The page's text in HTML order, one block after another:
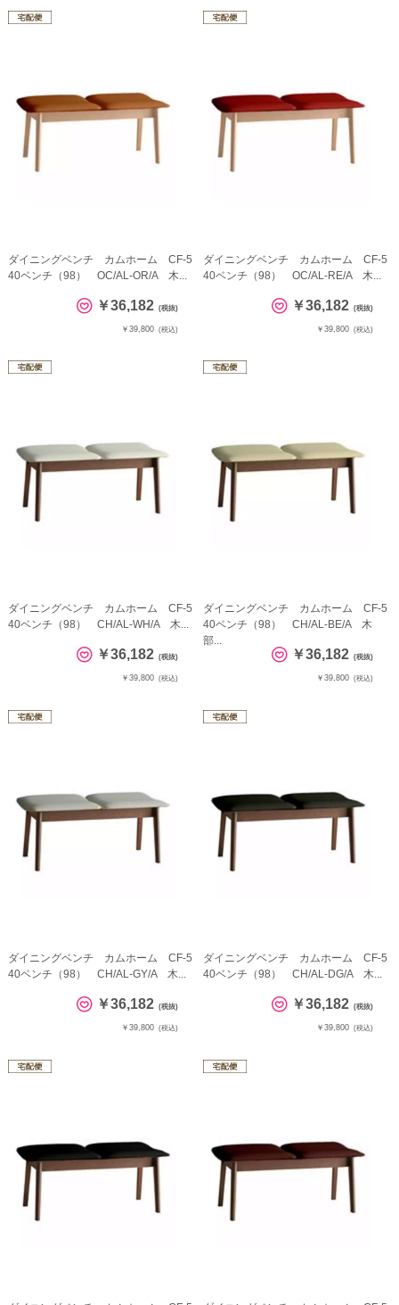
ダイニングベンチ カムホーム CF-5
40ベンチ（98） OC/AL-OR/A 木...
￥36,182 (税抜)
￥39,800 (税込)
ダイニングベンチ カムホーム CF-5
40ベンチ（98） OC/AL-RE/A 木...
￥36,182 (税抜)
￥39,800 (税込)
ダイニングベンチ カムホーム CF-5
40ベンチ（98） CH/AL-WH/A 木...
￥36,182 (税抜)
￥39,800 (税込)
ダイニングベンチ カムホーム CF-5
40ベンチ（98） CH/AL-BE/A 木
部...
￥36,182 (税抜)
￥39,800 (税込)
ダイニングベンチ カムホーム CF-5
40ベンチ（98） CH/AL-GY/A 木...
￥36,182 (税抜)
￥39,800 (税込)
ダイニングベンチ カムホーム CF-5
40ベンチ（98） CH/AL-DG/A 木...
￥36,182 (税抜)
￥39,800 (税込)